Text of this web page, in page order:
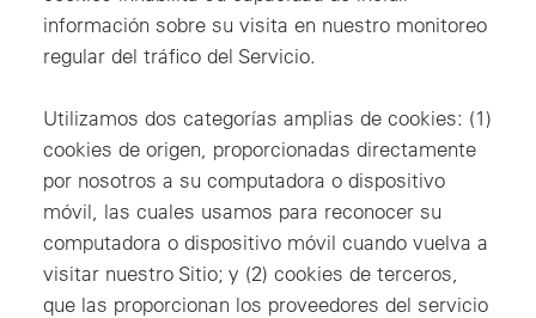
información sobre su visita en nuestro monitoreo
regular del tráfico del Servicio.
Utilizamos dos categorías amplias de cookies: (1)
cookies de origen, proporcionadas directamente
por nosotros a su computadora o dispositivo
móvil, las cuales usamos para reconocer su
computadora o dispositivo móvil cuando vuelva a
visitar nuestro Sitio; y (2) cookies de terceros,
que las proporcionan los proveedores del servicio